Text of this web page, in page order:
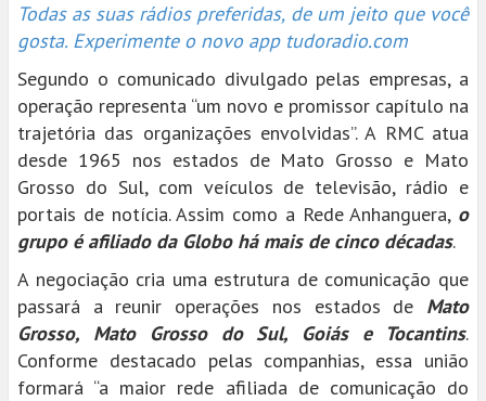
Todas as suas rádios preferidas, de um jeito que você
gosta. Experimente o novo app tudoradio.com
Segundo o comunicado divulgado pelas empresas, a
operação representa “um novo e promissor capítulo na
trajetória das organizações envolvidas”. A RMC atua
desde 1965 nos estados de Mato Grosso e Mato
Grosso do Sul, com veículos de televisão, rádio e
portais de notícia. Assim como a Rede Anhanguera, o
grupo é afiliado da Globo há mais de cinco décadas.
A negociação cria uma estrutura de comunicação que
passará a reunir operações nos estados de Mato
Grosso, Mato Grosso do Sul, Goiás e Tocantins.
Conforme destacado pelas companhias, essa união
formará “a maior rede afiliada de comunicação do